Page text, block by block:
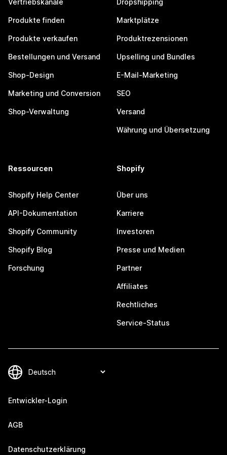
Vertriebskanäle
Produkte finden
Produkte verkaufen
Bestellungen und Versand
Shop-Design
Marketing und Conversion
Shop-Verwaltung
Dropshipping
Marktplätze
Produktrezensionen
Upselling und Bundles
E-Mail-Marketing
SEO
Versand
Währung und Übersetzung
Ressourcen
Shopify Help Center
API-Dokumentation
Shopify Community
Shopify Blog
Forschung
Shopify
Über uns
Karriere
Investoren
Presse und Medien
Partner
Affiliates
Rechtliches
Service-Status
Entwickler-Login
AGB
Datenschutzerklärung